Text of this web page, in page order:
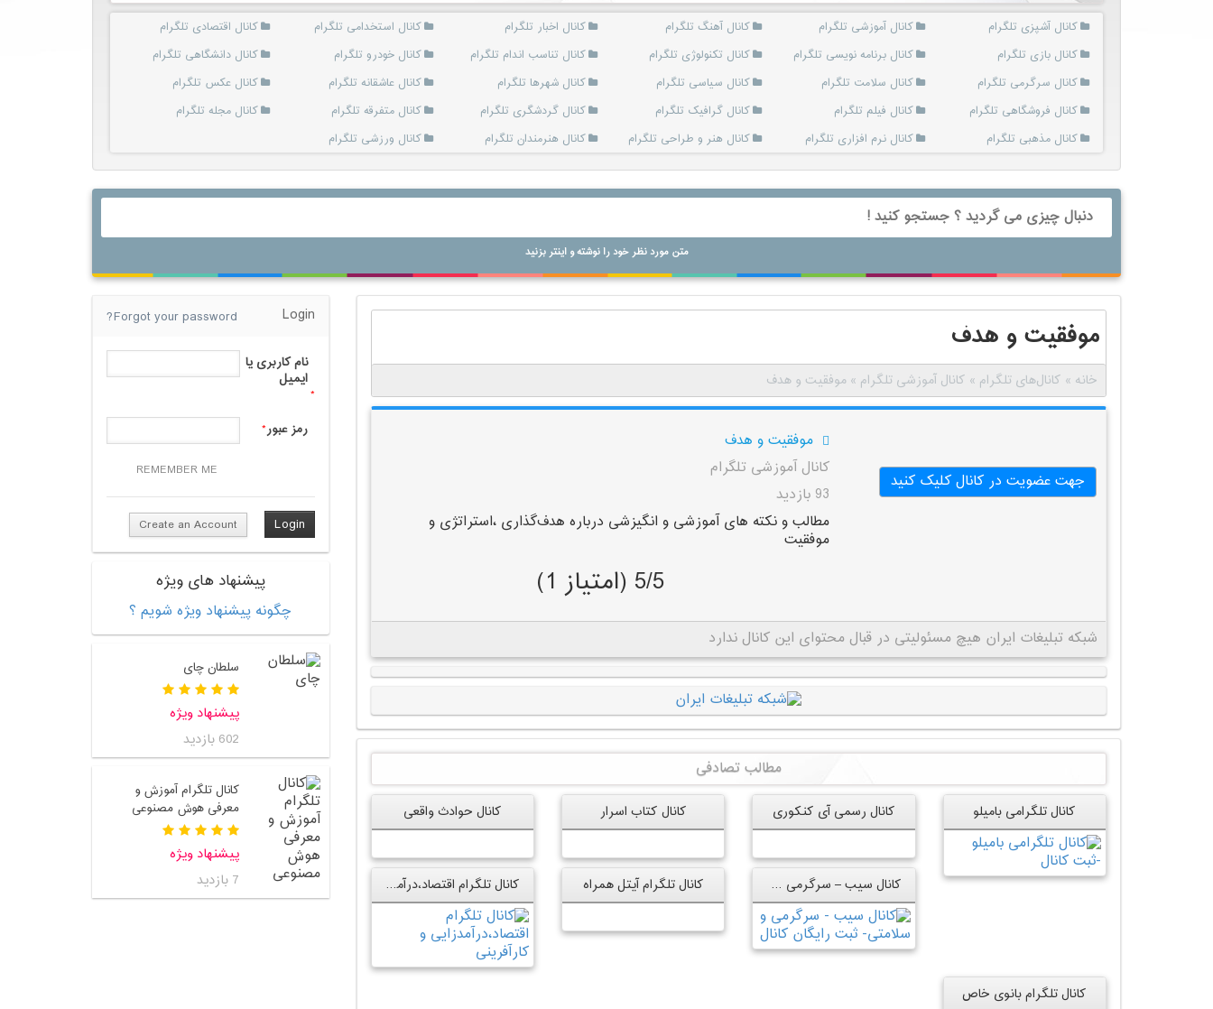
کانال آشپزی تلگرام کانال آموزشی تلگرام کانال آهنگ تلگرام کانال اخبار تلگرام کانال استخدامی تلگرام
کانال اقتصادی تلگرام
کانال بازی تلگرام
کانال برنامه نویسی تلگرام کانال تکنولوژی تلگرام کانال تناسب اندام تلگرام کانال خودرو تلگرام
کانال دانشگاهی تلگرام
کانال سرگرمی تلگرام
کانال سلامت تلگرام کانال سیاسی تلگرام کانال شهرها تلگرام کانال عاشقانه تلگرام
کانال عکس تلگرام
کانال فروشگاهی تلگرام
کانال فیلم تلگرام کانال گرافیک تلگرام کانال گردشگری تلگرام کانال متفرقه تلگرام
کانال مجله تلگرام
کانال مذهبی تلگرام
کانال نرم افزاری تلگرام کانال هنر و طراحی تلگرام کانال هنرمندان تلگرام کانال ورزشی تلگرام
متن مورد نظر خود را نوشته و اینتر بزنید
موفقیت و هدف
خانه » کانال‌های تلگرام » کانال آموزشی تلگرام » موفقیت و هدف
جهت عضویت در کانال کلیک کنید
موفقیت و هدف
کانال آموزشی تلگرام
93 بازدید
مطالب و نکته های آموزشی و انگیزشی درباره هدف‌گذاری ،استراتژی و
موفقیت
5/5 (امتیاز 1)
شبکه تبلیغات ایران هیچ مسئولیتی در قبال محتوای این کانال ندارد
مطالب تصادفی
کانال تلگرامی بامیلو کانال رسمی آی کنکوری کانال کتاب اسرار کانال حوادث واقعی
کانال سیب – سرگرمی و سلامتی کانال تلگرام آیتل همراه کانال تلگرام اقتصاد،درآمدزایی و کارآفرینی
کانال تلگرام بانوی خاص
Login
Forgot your password?
نام کاربری یا
ایمیل
*
رمز عبور*
REMEMBER ME
Create an Account
پیشنهاد های ویژه
چگونه پیشنهاد ویژه شویم ؟
سلطان چای
پیشنهاد ویژه
602 بازدید
کانال تلگرام آموزش و
معرفی هوش مصنوعی
پیشنهاد ویژه
7 بازدید